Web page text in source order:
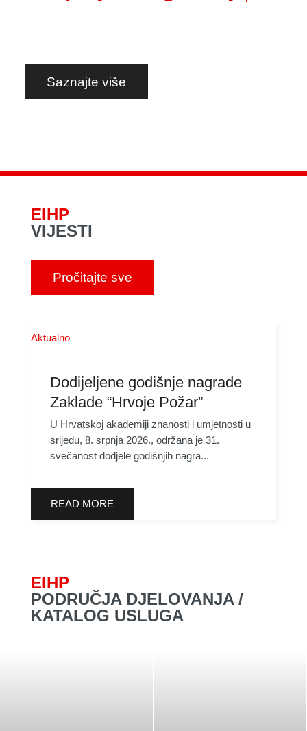
Saznajte više
EIHP
VIJESTI
Pročitajte sve
Aktualno
Dodijeljene godišnje nagrade
Zaklade “Hrvoje Požar”
U Hrvatskoj akademiji znanosti i umjetnosti u
srijedu, 8. srpnja 2026., održana je 31.
svečanost dodjele godišnjih nagra...
READ MORE
EIHP
PODRUČJA DJELOVANJA /
KATALOG USLUGA